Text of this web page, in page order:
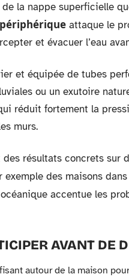
la nappe superficielle
attaque le
et évacuer l’eau
et équipée de tubes
ou un exutoire
réduit fortement la
murs.
résultats concrets sur
exemple des maisons
accentue les
AVANT DE
autour de la maison